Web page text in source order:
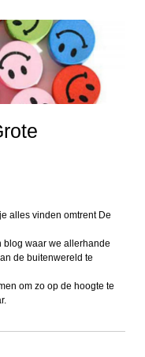
alles vinden omtrent De
blog waar we allerhande
de buitenwereld te
om zo op de hoogte te